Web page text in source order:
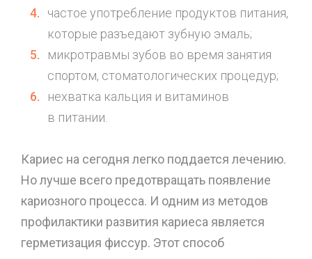
частое употребление продуктов питания,
которые разъедают зубную эмаль;
микротравмы зубов во время занятия
спортом, стоматологических процедур;
нехватка кальция и витаминов
в питании.
Кариес на сегодня легко поддается лечению.
Но лучше всего предотвращать появление
кариозного процесса. И одним из методов
профилактики развития кариеса является
герметизация фиссур. Этот способ